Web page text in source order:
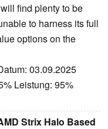
find plenty to be
to harness its full
options on the
03.09.2025
Leistung: 95%
Strix Halo Based